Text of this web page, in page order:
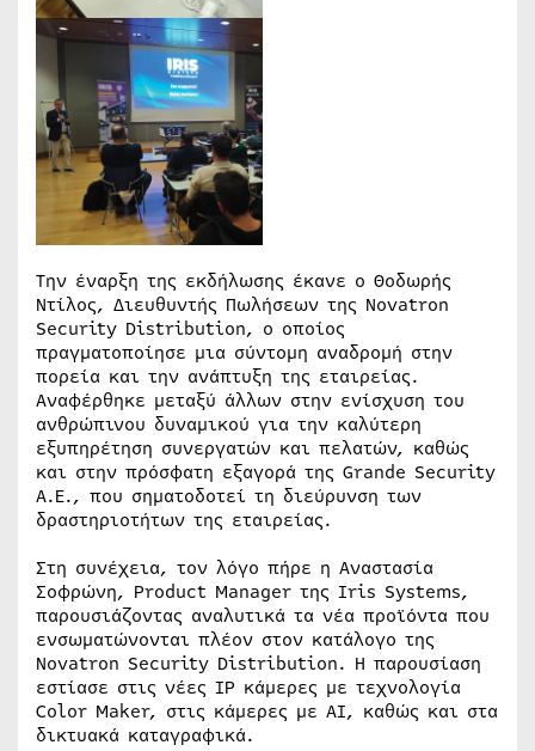
Την έναρξη της εκδήλωσης έκανε ο Θοδωρής
Ντίλος, Διευθυντής Πωλήσεων της Novatron
Security Distribution, ο οποίος
πραγματοποίησε μια σύντομη αναδρομή στην
πορεία και την ανάπτυξη της εταιρείας.
Αναφέρθηκε μεταξύ άλλων στην ενίσχυση του
ανθρώπινου δυναμικού για την καλύτερη
εξυπηρέτηση συνεργατών και πελατών, καθώς
και στην πρόσφατη εξαγορά της Grande Security
A.E., που σηματοδοτεί τη διεύρυνση των
δραστηριοτήτων της εταιρείας.
Στη συνέχεια, τον λόγο πήρε η Αναστασία
Σοφρώνη, Product Manager της Iris Systems,
παρουσιάζοντας αναλυτικά τα νέα προϊόντα που
ενσωματώνονται πλέον στον κατάλογο της
Novatron Security Distribution. Η παρουσίαση
εστίασε στις νέες IP κάμερες με τεχνολογία
Color Maker, στις κάμερες με AI, καθώς και στα
δικτυακά καταγραφικά.